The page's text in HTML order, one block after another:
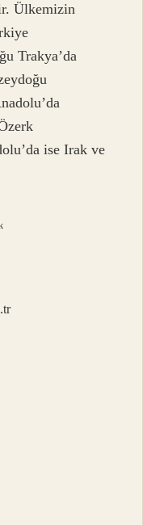
Ülkemizin
Trakya’da
ise Irak ve